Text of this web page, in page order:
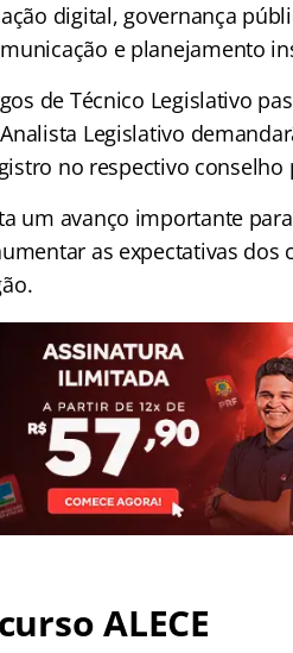
digital, governança
e planejamento
de Técnico Legislativo
Legislativo
no respectivo
um avanço importante
as expectativas
ALECE